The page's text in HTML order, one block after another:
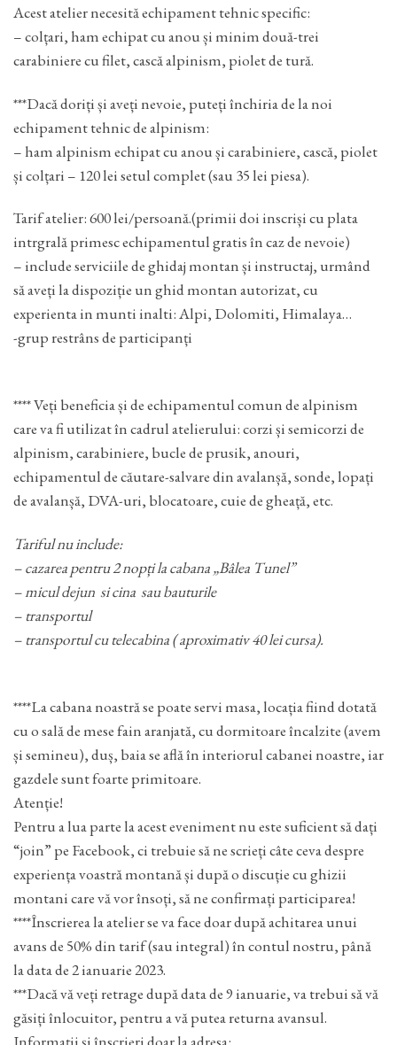
Acest atelier necesită echipament tehnic specific:
– colțari, ham echipat cu anou și minim două-trei
carabiniere cu filet, cască alpinism, piolet de tură.
***Dacă doriți și aveți nevoie, puteți închiria de la noi
echipament tehnic de alpinism:
– ham alpinism echipat cu anou și carabiniere, cască, piolet
și colțari – 120 lei setul complet (sau 35 lei piesa).
Tarif atelier: 600 lei/persoană.(primii doi inscriși cu plata
intrgrală primesc echipamentul gratis în caz de nevoie)
– include serviciile de ghidaj montan și instructaj, urmând
să aveți la dispoziție un ghid montan autorizat, cu
experienta in munti inalti: Alpi, Dolomiti, Himalaya…
-grup restrâns de participanți
**** Veți beneficia și de echipamentul comun de alpinism
care va fi utilizat în cadrul atelierului: corzi și semicorzi de
alpinism, carabiniere, bucle de prusik, anouri,
echipamentul de căutare-salvare din avalanșă, sonde, lopați
de avalanșă, DVA-uri, blocatoare, cuie de gheață, etc.
Tariful nu include:
– cazarea pentru 2 nopți la cabana „Bâlea Tunel”
– micul dejun si cina sau bauturile
– transportul
– transportul cu telecabina ( aproximativ 40 lei cursa).
****La cabana noastră se poate servi masa, locația fiind dotată
cu o sală de mese fain aranjată, cu dormitoare încalzite (avem
și semineu), duș, baia se află în interiorul cabanei noastre, iar
gazdele sunt foarte primitoare.
Atenție!
Pentru a lua parte la acest eveniment nu este suficient să dați
“join” pe Facebook, ci trebuie să ne scrieți câte ceva despre
experiența voastră montană și după o discuție cu ghizii
montani care vă vor însoți, să ne confirmați participarea!
****Înscrierea la atelier se va face doar după achitarea unui
avans de 50% din tarif (sau integral) în contul nostru, până
la data de 2 ianuarie 2023.
***Dacă vă veți retrage după data de 9 ianuarie, va trebui să vă
găsiți înlocuitor, pentru a vă putea returna avansul.
Informații și înscrieri doar la adresa: